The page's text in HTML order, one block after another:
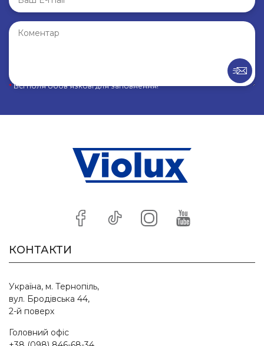
*Всі поля обов’язкові для заповнення!
КОНТАКТИ
Україна, м. Тернопіль,
вул. Бродівська 44,
2-й поверх
Головний офіс